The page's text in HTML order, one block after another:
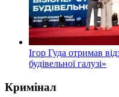
Ігор Гуда отримав
будівельної галузі»
Кримінал